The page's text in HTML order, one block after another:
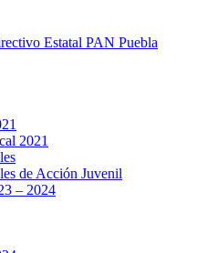
Estatal PAN Puebla
2021
de Acción Juvenil
– 2024